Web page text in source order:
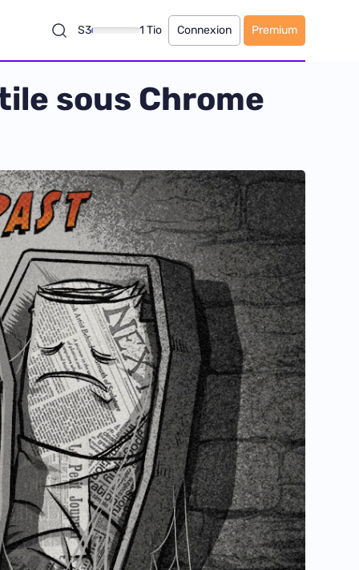
S3 1 Tio Connexion Premium
sous Chrome